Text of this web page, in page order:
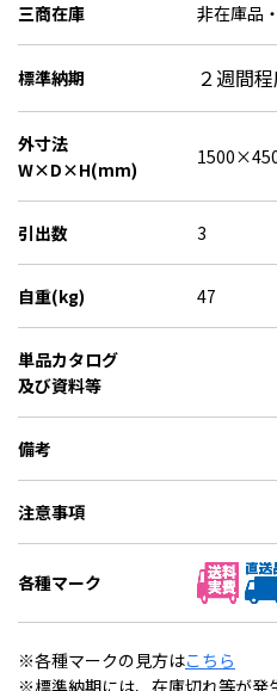
三商在庫 非在庫品
標準納期 ２週間
外寸法
W×D×H(mm)
引出数 3
自重(kg) 47
単品カタログ
及び資料等
備考
注意事項
各種マーク
※各種マークの見方はこちら
※標準納期には、在庫切れ等が発